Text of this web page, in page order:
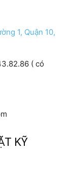
1, Quận 10,
( có
KỸ